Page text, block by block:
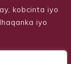
kobcinta iyo
iyo